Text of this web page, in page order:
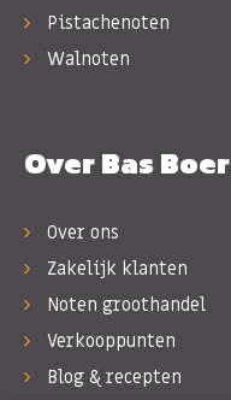
Pistachenoten
Walnoten
Over Bas Boer
Over ons
Zakelijk klanten
Noten groothandel
Verkooppunten
Blog & recepten